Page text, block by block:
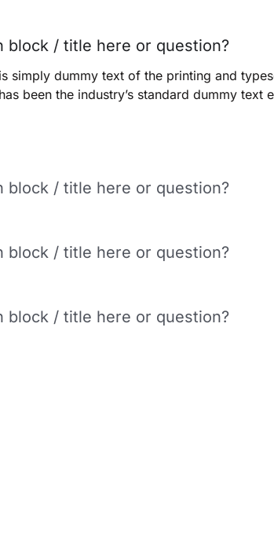
block / title here or question?
simply dummy text of the printing and
been the industry’s standard dummy text
block / title here or question?
block / title here or question?
block / title here or question?